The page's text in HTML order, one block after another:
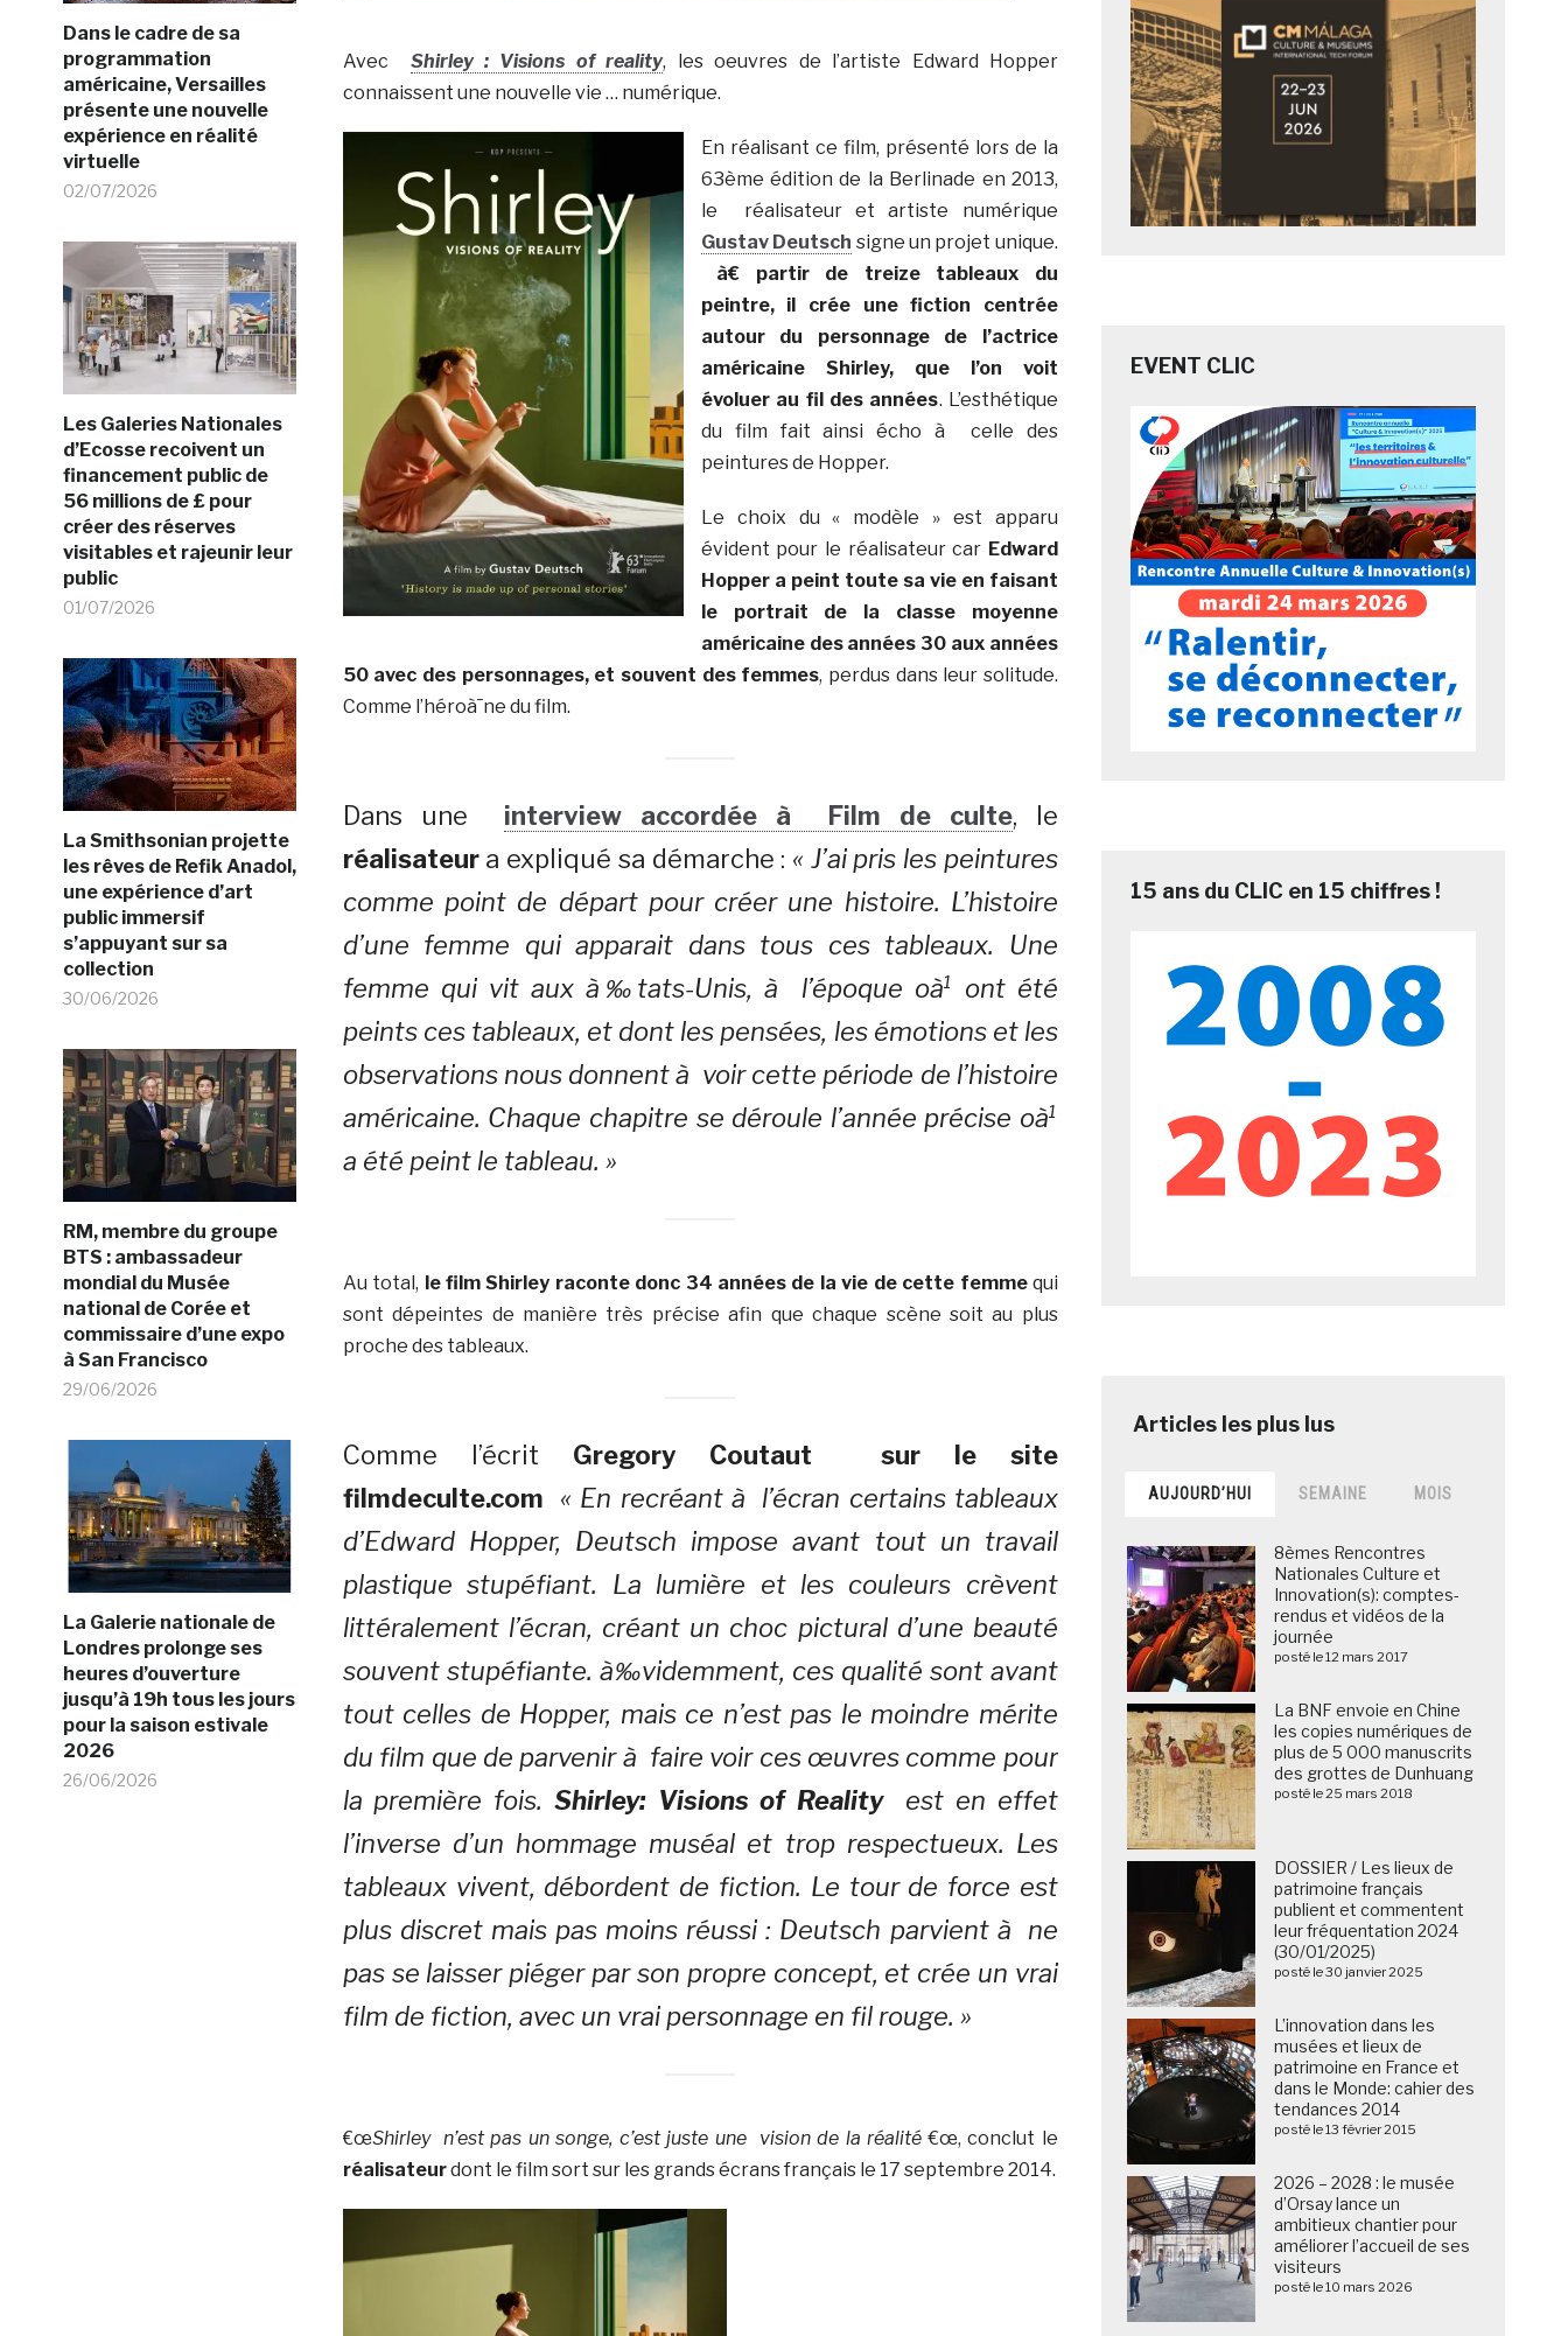
Dans le cadre de sa
programmation
américaine, Versailles
présente une nouvelle
expérience en réalité
virtuelle
02/07/2026
Les Galeries Nationales
d’Ecosse recoivent un
financement public de
56 millions de £ pour
créer des réserves
visitables et rajeunir leur
public
01/07/2026
La Smithsonian projette
les rêves de Refik Anadol,
une expérience d’art
public immersif
s’appuyant sur sa
collection
30/06/2026
RM, membre du groupe
BTS : ambassadeur
mondial du Musée
national de Corée et
commissaire d’une expo
à San Francisco
29/06/2026
La Galerie nationale de
Londres prolonge ses
heures d’ouverture
jusqu’à 19h tous les jours
pour la saison estivale
2026
26/06/2026
Avec Shirley : Visions of reality, les oeuvres de l’artiste Edward Hopper
connaissent une nouvelle vie … numérique.
En réalisant ce film, présenté lors de la
63ème édition de la Berlinade en 2013,
le réalisateur et artiste numérique
Gustav Deutsch signe un projet unique.
à€ partir de treize tableaux du
peintre, il crée une fiction centrée
autour du personnage de l’actrice
américaine Shirley, que l’on voit
évoluer au fil des années. L’esthétique
du film fait ainsi écho à celle des
peintures de Hopper.
Le choix du « modèle » est apparu
évident pour le réalisateur car Edward
Hopper a peint toute sa vie en faisant
le portrait de la classe moyenne
américaine des années 30 aux années
50 avec des personnages, et souvent des femmes, perdus dans leur solitude.
Comme l’héroà¯ne du film.
Dans une interview accordée à Film de culte, le
réalisateura expliqué sa démarche : « J’ai pris les peintures
comme point de départ pour créer une histoire. L’histoire
d’une femme qui apparait dans tous ces tableaux. Une
femme qui vit aux à‰tats-Unis, à l’époque oà¹ ont été
peints ces tableaux, et dont les pensées, les émotions et les
observations nous donnent à voir cette période de l’histoire
américaine. Chaque chapitre se déroule l’année précise oà¹
a été peint le tableau. »
Au total, le film Shirley raconte donc 34 années de la vie de cette femmequi
sont dépeintes de manière très précise afin que chaque scène soit au plus
proche des tableaux.
Comme l’écrit Gregory Coutaut sur le site
filmdeculte.com
« En recréant à l’écran certains tableaux
d’Edward Hopper, Deutsch impose avant tout un travail
plastique stupéfiant. La lumière et les couleurs crèvent
littéralement l’écran, créant un choc pictural d’une beauté
souvent stupéfiante. à‰videmment, ces qualité sont avant
tout celles de Hopper, mais ce n’est pas le moindre mérite
du film que de parvenir à faire voir ces œuvres comme pour
la première fois. Shirley: Visions of Realityest en effet
l’inverse d’un hommage muséal et trop respectueux. Les
tableaux vivent, débordent de fiction. Le tour de force est
plus discret mais pas moins réussi : Deutsch parvient à ne
pas se laisser piéger par son propre concept, et crée un vrai
film de fiction, avec un vrai personnage en fil rouge. »
€œShirley n’est pas un songe, c’est juste une vision de la réalité €œ, conclut le
réalisateurdont le film sort sur les grands écrans français le 17 septembre 2014.
EVENT CLIC
15 ans du CLIC en 15 chiffres !
AUJOURD’HUI SEMAINE MOIS
8èmes Rencontres
Nationales Culture et
Innovation(s): comptes-
rendus et vidéos de la
journée
posté le 12 mars 2017
La BNF envoie en Chine
les copies numériques de
plus de 5 000 manuscrits
des grottes de Dunhuang
posté le 25 mars 2018
DOSSIER / Les lieux de
patrimoine français
publient et commentent
leur fréquentation 2024
(30/01/2025)
posté le 30 janvier 2025
L’innovation dans les
musées et lieux de
patrimoine en France et
dans le Monde: cahier des
tendances 2014
posté le 13 février 2015
2026 – 2028 : le musée
d’Orsay lance un
ambitieux chantier pour
améliorer l’accueil de ses
visiteurs
posté le 10 mars 2026